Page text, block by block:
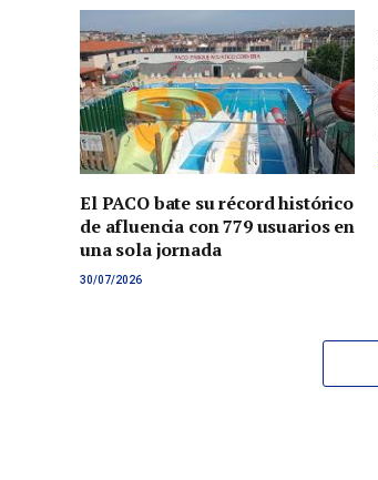
El PACO bate su récord histórico
de afluencia con 779 usuarios en
una sola jornada
30/07/2026